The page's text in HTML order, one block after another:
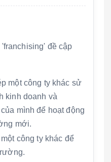
đề cập
một công ty khác sử
kinh doanh và
mình để hoạt động
mới.
công ty khác để